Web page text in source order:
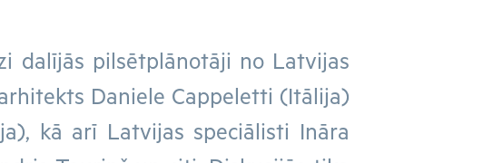
dalījās pilsētplānotāji no Latvijas
Daniele Cappeletti (Itālija)
kā arī Latvijas speciālisti Ināra